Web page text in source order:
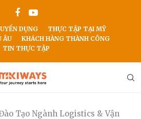
DỤNG
THỰC TẬP TẠI MỸ
ÂU
KHÁCH HÀNG THÀNH CÔNG
TIN THỰC TẬP
Tạo Ngành Logistics & Vận